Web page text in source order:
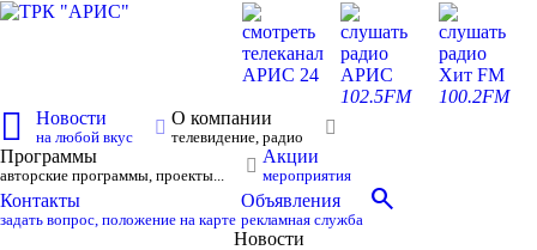
смотреть
телеканал
АРИС 24
слушать
радио
АРИС
102.5FM
слушать
радио
Хит FM
100.2FM
Новости
на любой вкус
О компании
телевидение, радио
Программы
авторские программы, проекты...
Акции
мероприятия
Контакты
задать вопрос, положение на карте
Объявления
рекламная служба
search
Новости